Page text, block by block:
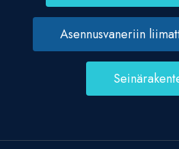
Asennusvaneriin